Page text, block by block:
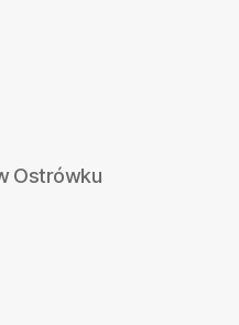
Ostrówku